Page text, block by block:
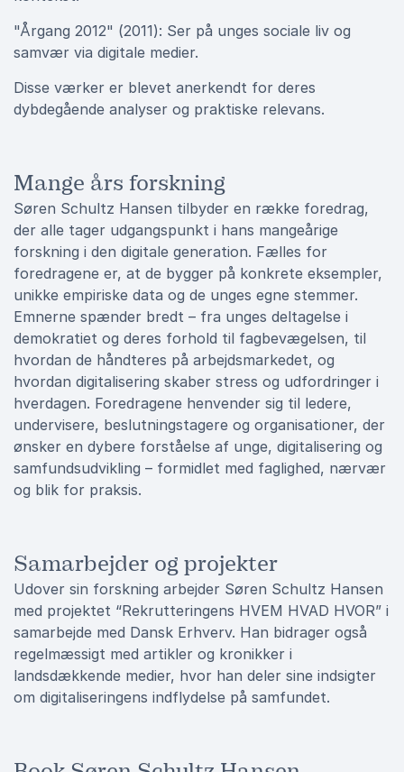
"Årgang 2012" (2011): Ser på unges sociale liv og
samvær via digitale medier.
Disse værker er blevet anerkendt for deres
dybdegående analyser og praktiske relevans.
Mange års forskning
Søren Schultz Hansen tilbyder en række foredrag,
der alle tager udgangspunkt i hans mangeårige
forskning i den digitale generation. Fælles for
foredragene er, at de bygger på konkrete eksempler,
unikke empiriske data og de unges egne stemmer.
Emnerne spænder bredt – fra unges deltagelse i
demokratiet og deres forhold til fagbevægelsen, til
hvordan de håndteres på arbejdsmarkedet, og
hvordan digitalisering skaber stress og udfordringer i
hverdagen. Foredragene henvender sig til ledere,
undervisere, beslutningstagere og organisationer, der
ønsker en dybere forståelse af unge, digitalisering og
samfundsudvikling – formidlet med faglighed, nærvær
og blik for praksis.
Samarbejder og projekter
Udover sin forskning arbejder Søren Schultz Hansen
med projektet “Rekrutteringens HVEM HVAD HVOR” i
samarbejde med Dansk Erhverv. Han bidrager også
regelmæssigt med artikler og kronikker i
landsdækkende medier, hvor han deler sine indsigter
om digitaliseringens indflydelse på samfundet.